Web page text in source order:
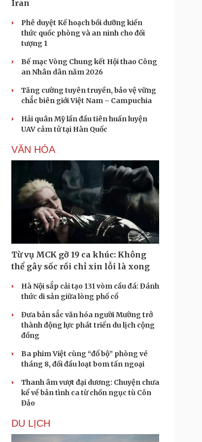
Iran
Phê duyệt Kế hoạch bồi dưỡng kiến
thức quốc phòng và an ninh cho đối
tượng 1
Bế mạc Vòng Chung kết Hội thao Công
an Nhân dân năm 2026
Tăng cường tuyên truyền, bảo vệ vững
chắc biên giới Việt Nam – Campuchia
Hải quân Mỹ lần đầu tiên huấn luyện
UAV cảm tử tại Hàn Quốc
VĂN HÓA
Từ vụ MCK gỡ 19 ca khúc: Không
thể gây sốc rồi chỉ xin lỗi là xong
Hà Nội sắp cải tạo 131 vòm cầu đá: Đánh
thức di sản giữa lòng phố cổ
Đưa bản sắc văn hóa người Mường trở
thành động lực phát triển du lịch cộng
đồng
Ba phim Việt cùng “đổ bộ” phòng vé
tháng 8, đối đầu loạt bom tấn ngoại
Thanh âm vượt đại dương: Chuyện chưa
kể về bản tình ca từ chốn ngục tù Côn
Đảo
DU LỊCH